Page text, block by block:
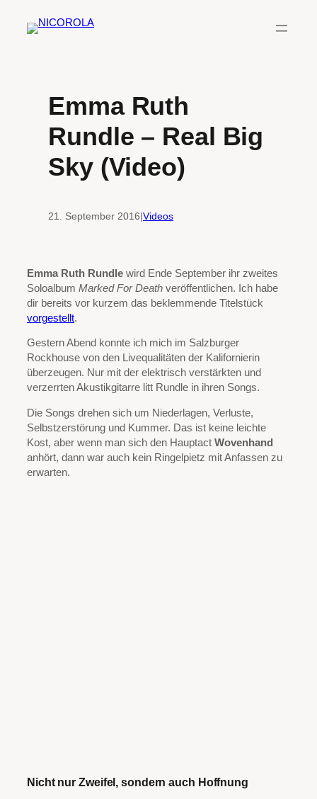
Inhalt
Emma Ruth
Rundle – Real Big
Sky (Video)
21. September 2016|Videos
Emma Ruth Rundle wird Ende September ihr zweites
Soloalbum Marked For Death veröffentlichen. Ich habe
dir bereits vor kurzem das beklemmende Titelstück
vorgestellt.
Gestern Abend konnte ich mich im Salzburger
Rockhouse von den Livequalitäten der Kalifornierin
überzeugen. Nur mit der elektrisch verstärkten und
verzerrten Akustikgitarre litt Rundle in ihren Songs.
Die Songs drehen sich um Niederlagen, Verluste,
Selbstzerstörung und Kummer. Das ist keine leichte
Kost, aber wenn man sich den Hauptact Wovenhand
anhört, dann war auch kein Ringelpietz mit Anfassen zu
erwarten.
Nicht nur Zweifel, sondern auch Hoffnung